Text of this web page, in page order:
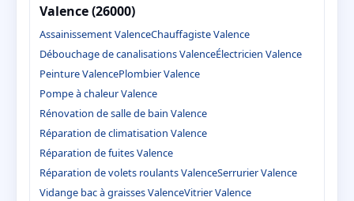
Valence (26000)
Assainissement ValenceChauffagiste Valence
Débouchage de canalisations ValenceÉlectricien Valence
Peinture ValencePlombier Valence
Pompe à chaleur Valence
Rénovation de salle de bain Valence
Réparation de climatisation Valence
Réparation de fuites Valence
Réparation de volets roulants ValenceSerrurier Valence
Vidange bac à graisses ValenceVitrier Valence